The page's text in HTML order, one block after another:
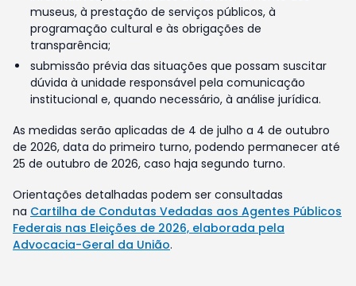
museus, à prestação de serviços públicos, à
programação cultural e às obrigações de
transparência;
submissão prévia das situações que possam suscitar
dúvida à unidade responsável pela comunicação
institucional e, quando necessário, à análise jurídica.
As medidas serão aplicadas de 4 de julho a 4 de outubro
de 2026, data do primeiro turno, podendo permanecer até
25 de outubro de 2026, caso haja segundo turno.
Orientações detalhadas podem ser consultadas
na Cartilha de Condutas Vedadas aos Agentes Públicos
Federais nas Eleições de 2026, elaborada pela
Advocacia-Geral da União.